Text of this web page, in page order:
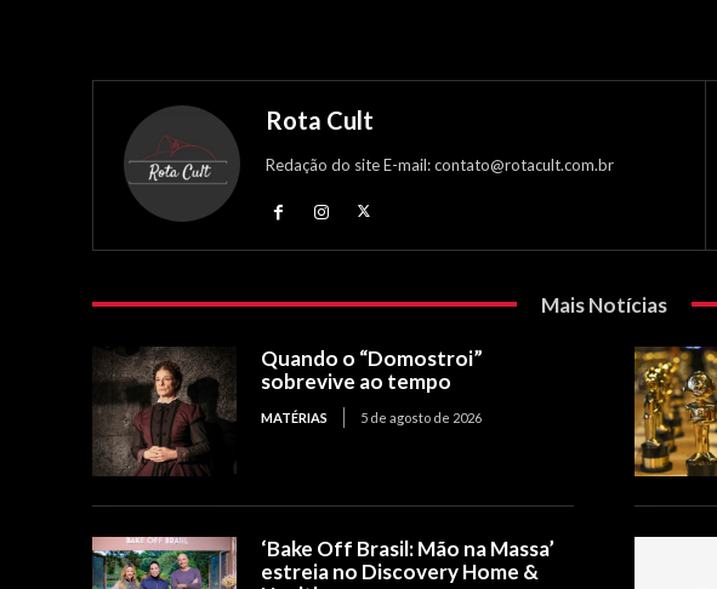
Rota Cult
Redação do site E-mail: contato@rotacult.com.br
Mais Notícias
Quando o “Domostroi”
sobrevive ao tempo
MATÉRIAS 5 de agosto de 2026
‘Bake Off Brasil: Mão na Massa’
estreia no Discovery Home &